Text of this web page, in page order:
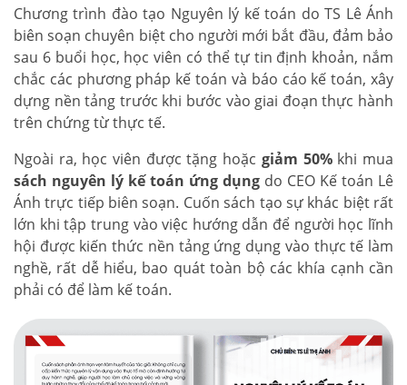
Chương trình đào tạo Nguyên lý kế toán do TS Lê Ánh
biên soạn chuyên biệt cho người mới bắt đầu, đảm bảo
sau 6 buổi học, học viên có thể tự tin định khoản, nắm
chắc các phương pháp kế toán và báo cáo kế toán, xây
dựng nền tảng trước khi bước vào giai đoạn thực hành
trên chứng từ thực tế.
Ngoài ra, học viên được tặng hoặc giảm 50%khi mua
sách nguyên lý kế toán ứng dụng do CEO Kế toán Lê
Ánh trực tiếp biên soạn. Cuốn sách tạo sự khác biệt rất
lớn khi tập trung vào việc hướng dẫn để người học lĩnh
hội được kiến thức nền tảng ứng dụng vào thực tế làm
nghề, rất dễ hiểu, bao quát toàn bộ các khía cạnh cần
phải có để làm kế toán.